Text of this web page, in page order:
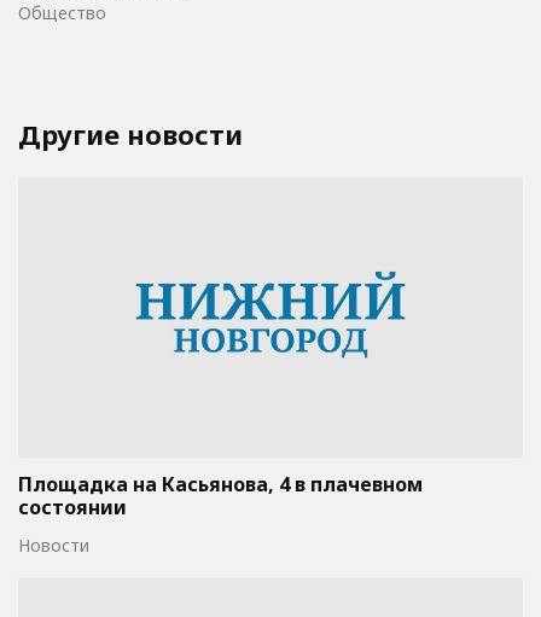
Общество
Другие новости
Площадка на Касьянова, 4 в плачевном
состоянии
Новости